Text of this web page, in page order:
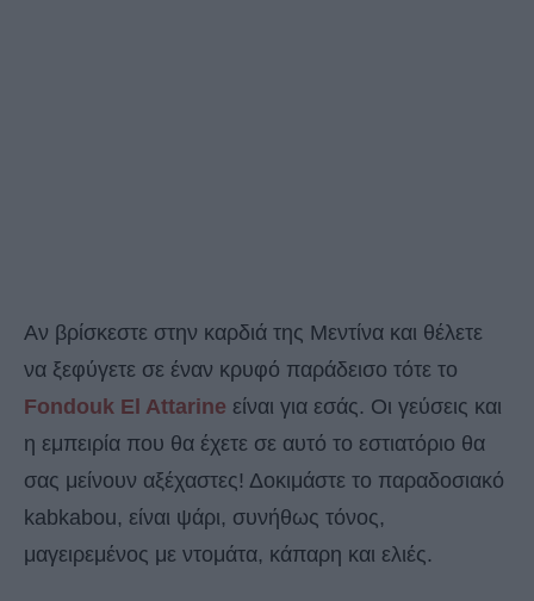
Αν βρίσκεστε στην καρδιά της Μεντίνα και θέλετε
να ξεφύγετε σε έναν κρυφό παράδεισο τότε το
Fondouk El Attarine είναι για εσάς. Οι γεύσεις και
η εμπειρία που θα έχετε σε αυτό το εστιατόριο θα
σας μείνουν αξέχαστες! Δοκιμάστε το παραδοσιακό
kabkabou, είναι ψάρι, συνήθως τόνος,
μαγειρεμένος με ντομάτα, κάπαρη και ελιές.